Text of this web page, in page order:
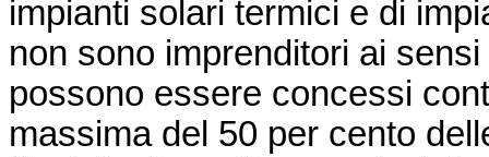
impianti solari termici e di
non sono imprenditori ai
possono essere concessi
massima del 50 per cento